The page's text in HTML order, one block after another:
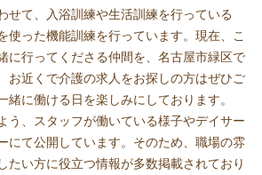
せて、入浴訓練や生活訓練を行っている
使った機能訓練を行っています。現在、こ
に行ってくださる仲間を、名古屋市緑区で
お近くで介護の求人をお探しの方はぜひご
に働ける日を楽しみにしております。
う、スタッフが働いている様子やデイサー
にて公開しています。そのため、職場の雰
たい方に役立つ情報が多数掲載されており